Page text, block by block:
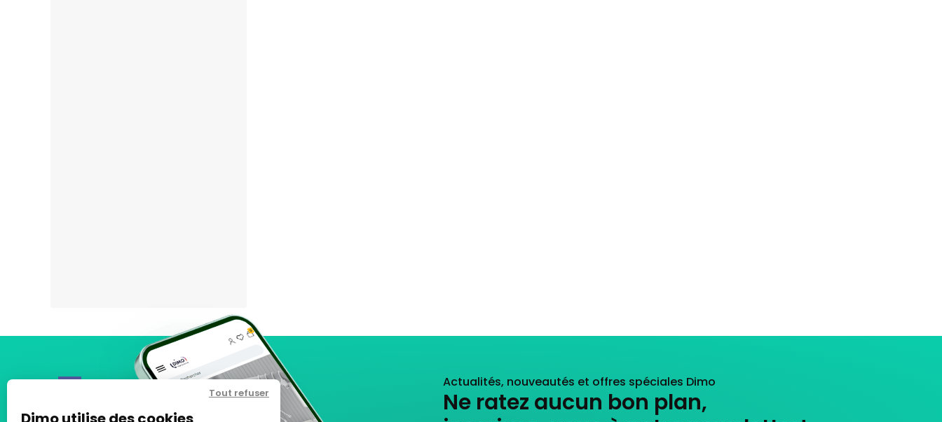
Tout refuser
Actualités, nouveautés et offres spéciales Dimo
Ne ratez aucun bon plan,